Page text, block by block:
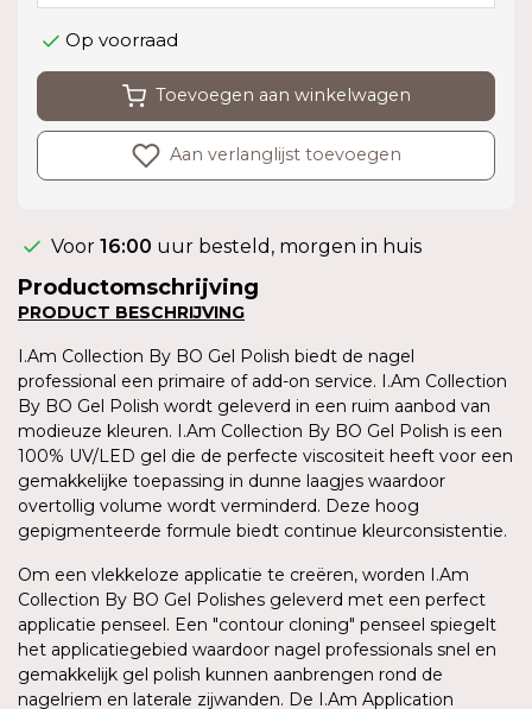
Op voorraad
Toevoegen aan winkelwagen
Aan verlanglijst toevoegen
Voor 16:00 uur besteld, morgen in huis
Productomschrijving
PRODUCT BESCHRIJVING
I.Am Collection By BO Gel Polish biedt de nagel
professional een primaire of add-on service. I.Am Collection
By BO Gel Polish wordt geleverd in een ruim aanbod van
modieuze kleuren. I.Am Collection By BO Gel Polish is een
100% UV/LED gel die de perfecte viscositeit heeft voor een
gemakkelijke toepassing in dunne laagjes waardoor
overtollig volume wordt verminderd. Deze hoog
gepigmenteerde formule biedt continue kleurconsistentie.
Om een vlekkeloze applicatie te creëren, worden I.Am
Collection By BO Gel Polishes geleverd met een perfect
applicatie penseel. Een "contour cloning" penseel spiegelt
het applicatiegebied waardoor nagel professionals snel en
gemakkelijk gel polish kunnen aanbrengen rond de
nagelriem en laterale zijwanden. De I.Am Application